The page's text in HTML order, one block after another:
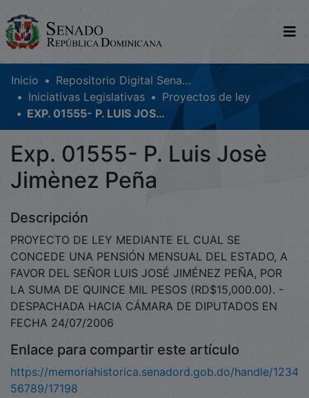
Comunidades
Glosario
Nosotros
Inicio
Repositorio Digital SenadoRD
Iniciativas Legislativas
Proyectos de ley
EXP. 01555- P. LUIS JOSÈ JIMÈNEZ PEÑA
Exp. 01555- P. Luis Josè
Jimènez Peña
Descripción
PROYECTO DE LEY MEDIANTE EL CUAL SE
CONCEDE UNA PENSIÓN MENSUAL DEL ESTADO, A
FAVOR DEL SEÑOR LUIS JOSÉ JIMÉNEZ PEÑA, POR
LA SUMA DE QUINCE MIL PESOS (RD$15,000.00). -
DESPACHADA HACIA CÁMARA DE DIPUTADOS EN
FECHA 24/07/2006
Enlace para compartir este artículo
https://memoriahistorica.senadord.gob.do/handle/1234
56789/17198